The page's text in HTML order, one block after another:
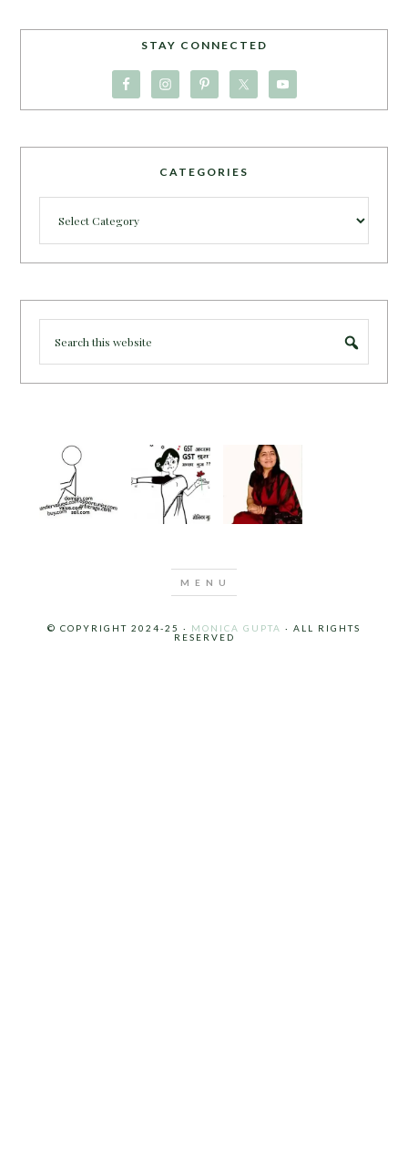
STAY CONNECTED
CATEGORIES
© COPYRIGHT 2024-25 · MONICA GUPTA · ALL RIGHTS
RESERVED